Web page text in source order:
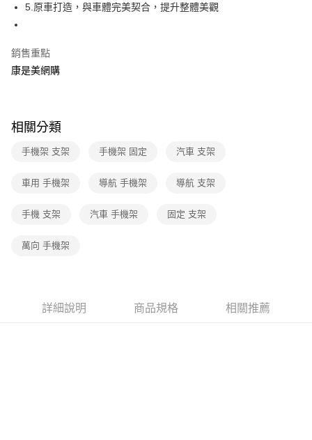
運送方式
宅配-下單後3-5個工作天配送(不含預購品)，箱購品分箱出貨
5.原車打造，與車體完美契合，提升整體美觀
銷售重點
康是美網購
相關分類
手機架 支架 手機架 固定 汽車 支架
車用 手機架 導航 手機架 導航 支架
手機 支架 汽車 手機架 固定 支架
萬向 手機架
詳細說明 商品規格 相關推薦